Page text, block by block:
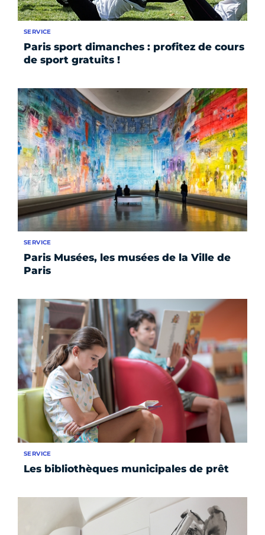
Paris sport dimanches : profitez de cours
de sport gratuits !
SERVICE
Paris Musées, les musées de la Ville de
Paris
SERVICE
Les bibliothèques municipales de prêt
SERVICE